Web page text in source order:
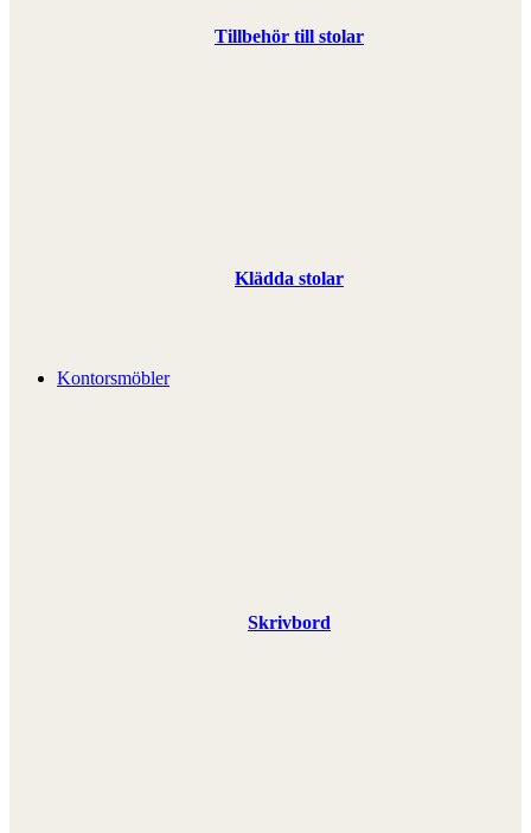
Tillbehör till stolar
Klädda stolar
Kontorsmöbler
Skrivbord